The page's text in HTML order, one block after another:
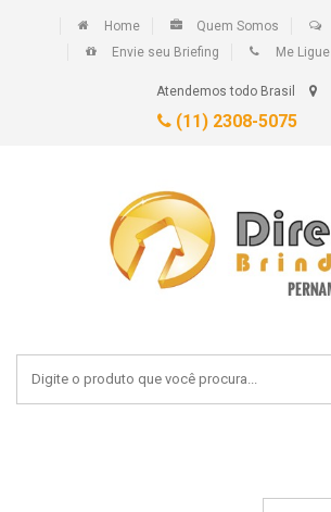
Home Quem Somos
Envie seu Briefing
Me Ligue
Atendemos todo Brasil
(11) 2308-5075